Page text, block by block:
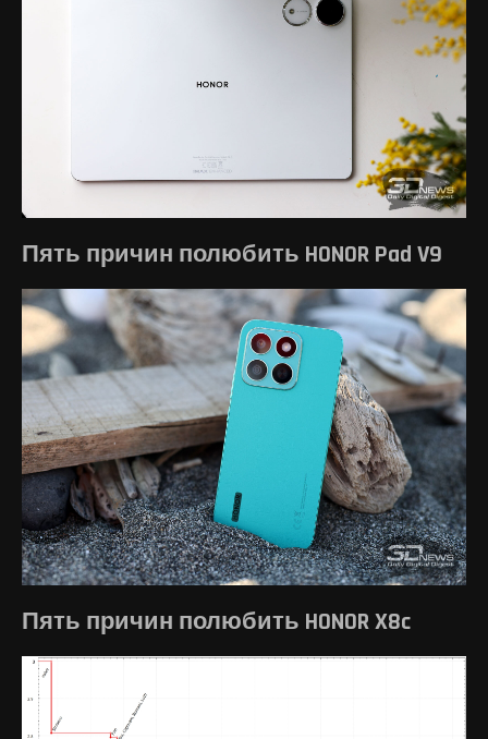
Пять причин полюбить HONOR Pad V9
Пять причин полюбить HONOR X8c